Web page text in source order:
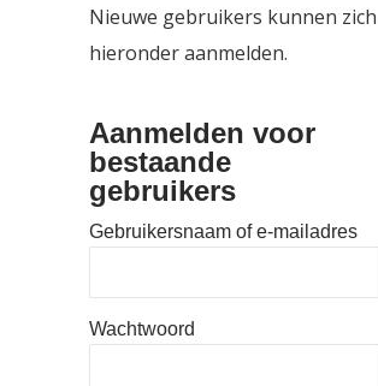
Nieuwe gebruikers kunnen zich
hieronder aanmelden.
Aanmelden voor
bestaande
gebruikers
Gebruikersnaam of e-mailadres
Wachtwoord